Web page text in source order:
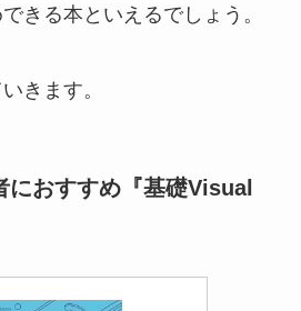
きる本といえるでしょう。
きます。
おすすめ『基礎Visual